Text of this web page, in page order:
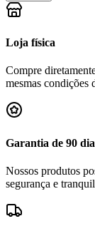
Loja física
Compre
mesmas condições
Garantia de 90
Nossos produtos
segurança e